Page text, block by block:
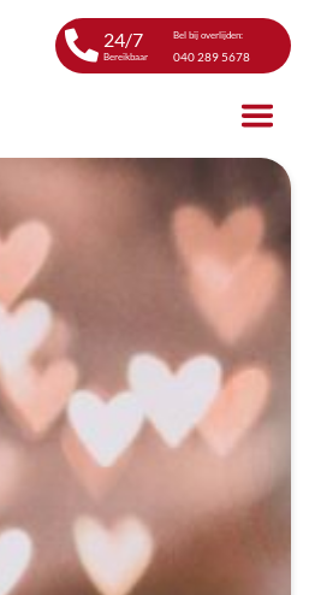
24/7
Bereikbaar
Bel bij overlijden:
040 289 5678